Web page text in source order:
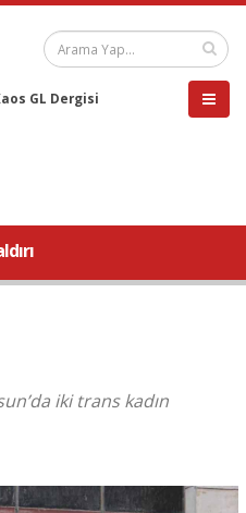
GL Dergisi
iki trans kadın